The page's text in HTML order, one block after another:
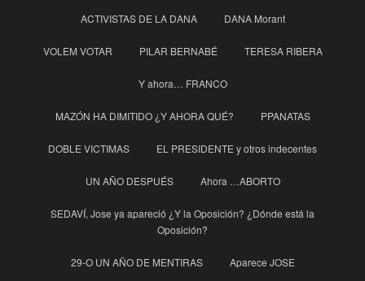
ACTIVISTAS DE LA DANA DANA Morant
VOLEM VOTAR PILAR BERNABÉ TERESA RIBERA
Y ahora… FRANCO
MAZÓN HA DIMITIDO ¿Y AHORA QUÉ? PPANATAS
DOBLE VICTIMAS EL PRESIDENTE y otros indecentes
UN AÑO DESPUÉS Ahora …ABORTO
SEDAVÍ, Jose ya apareció ¿Y la Oposición? ¿Dónde está la
Oposición?
29-O UN AÑO DE MENTIRAS Aparece JOSE